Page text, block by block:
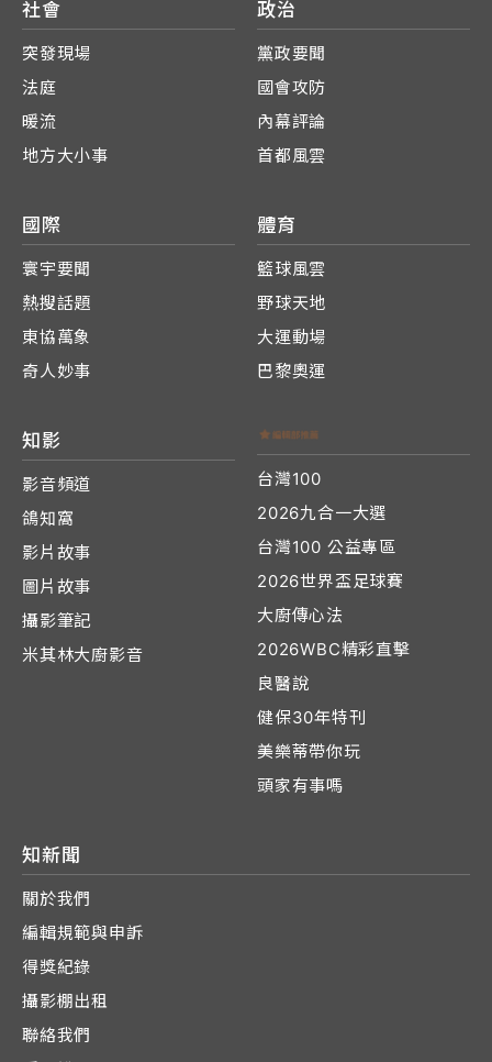
社會
突發現場
法庭
暖流
地方大小事
政治
黨政要聞
國會攻防
內幕評論
首都風雲
國際
寰宇要聞
熱搜話題
東協萬象
奇人妙事
體育
籃球風雲
野球天地
大運動場
巴黎奧運
知影
影音頻道
鴿知窩
影片故事
圖片故事
攝影筆記
米其林大廚影音
台灣100
2026九合一大選
台灣100 公益專區
2026世界盃足球賽
大廚傳心法
2026WBC精彩直擊
良醫說
健保30年特刊
美樂蒂帶你玩
頭家有事嗎
知新聞
關於我們
編輯規範與申訴
得獎紀錄
攝影棚出租
聯絡我們